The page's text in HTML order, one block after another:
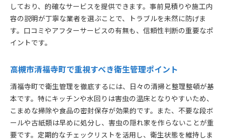
衛生管理の徹底が快適な住まいを守るカギに
季節ごとの害虫発生に合わせた対策を紹介
家族全員で実践できる簡単な駆除予防アイデア
信頼できる害虫駆除サービスの特徴とは
適正な料金設定と明確な見積もりの重要性
経験豊富なスタッフによる安心対応の理由
充実したアフターケアと再発防止サポート
地域密着型サービスのメリットと特徴
しており、的確なサービスを提供できます。事前見積りや施工内
容の説明が丁寧な業者を選ぶことで、トラブルを未然に防げま
す。口コミやアフターサービスの有無も、信頼性判断の重要なポ
イントです。
高槻市清福寺町で重視すべき衛生管理ポイント
清福寺町で衛生管理を徹底するには、日々の清掃と整理整頓が基
本です。特にキッチンや水回りは害虫の温床となりやすいため、
こまめな掃除や食品の密封保存が効果的です。また、不要な段ボ
ールや古紙類は早めに処分し、害虫の隠れ家を作らないことが重
要です。定期的なチェックリストを活用し、衛生状態を維持しま